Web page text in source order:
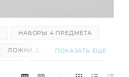
НАБОРЫ 4 ПРЕДМЕТА
ЛОЖКИ ДЛЯ САЛАТАПОКАЗАТЬ ЕЩЕ